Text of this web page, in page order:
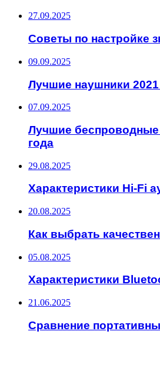
27.09.2025
Советы по настройке
09.09.2025
Лучшие наушники 2021
07.09.2025
Лучшие беспроводные
года
29.08.2025
Характеристики Hi-Fi
20.08.2025
Как выбрать
05.08.2025
Характеристики
21.06.2025
Сравнение